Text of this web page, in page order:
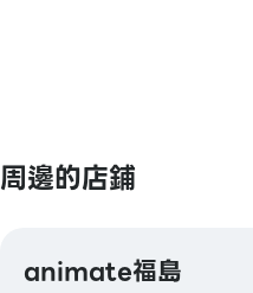
周邊的店鋪
animate福島